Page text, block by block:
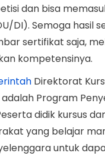
dan bisa
DI). Semoga hasil
sertifikat saja,
kompetensinya.
Direktorat
Program
didik kursus
yang belajar
untuk